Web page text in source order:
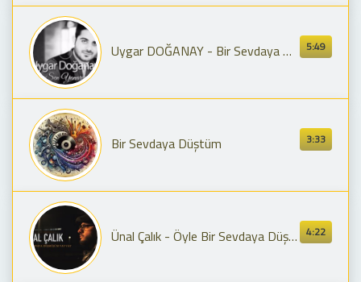
5:49
Uygar DOĞANAY - Bir Sevdaya Düş Anlarsın
3:33
Bir Sevdaya Düştüm
4:22
Ünal Çalık - Öyle Bir Sevdaya Düşmüşüm Vay Vay (Prod. Yusuf Tomakin)